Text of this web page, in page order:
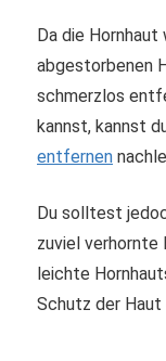
Da die
abgestorbenen
schmerzlos
kannst, kannst
entfernen
Du solltest
zuviel verhornte
leichte
Schutz der Haut